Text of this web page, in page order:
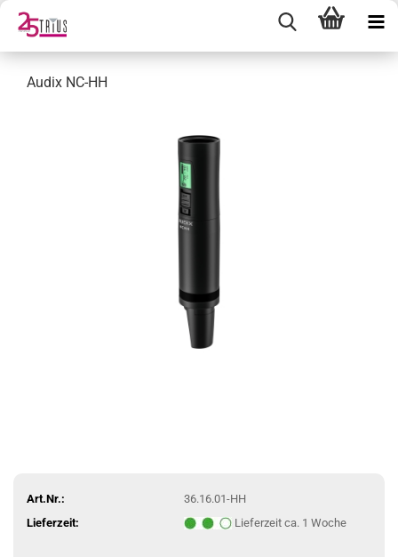
Audix NC-HH
Art.Nr.:
36.16.01-HH
Lieferzeit:
Lieferzeit ca. 1 Woche